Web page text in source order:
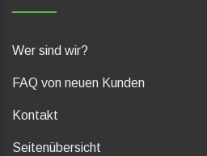
Wer sind wir?
FAQ von neuen Kunden
Kontakt
Seitenübersicht